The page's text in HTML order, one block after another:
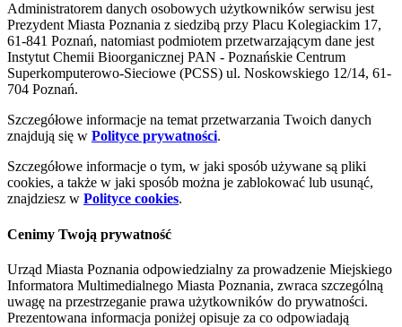
Administratorem danych osobowych użytkowników serwisu jest
Prezydent Miasta Poznania z siedzibą przy Placu Kolegiackim 17,
61-841 Poznań, natomiast podmiotem przetwarzającym dane jest
Instytut Chemii Bioorganicznej PAN - Poznańskie Centrum
Superkomputerowo-Sieciowe (PCSS) ul. Noskowskiego 12/14, 61-
704 Poznań.
Szczegółowe informacje na temat przetwarzania Twoich danych
znajdują się w Polityce prywatności.
Szczegółowe informacje o tym, w jaki sposób używane są pliki
cookies, a także w jaki sposób można je zablokować lub usunąć,
znajdziesz w Polityce cookies.
Cenimy Twoją prywatność
Urząd Miasta Poznania odpowiedzialny za prowadzenie Miejskiego
Informatora Multimedialnego Miasta Poznania, zwraca szczególną
uwagę na przestrzeganie prawa użytkowników do prywatności.
Prezentowana informacja poniżej opisuje za co odpowiadają